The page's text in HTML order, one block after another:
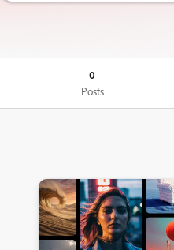
0
Posts